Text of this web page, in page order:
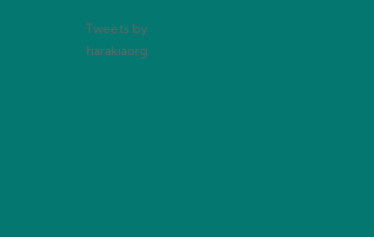
Tweets by
harakiaorg